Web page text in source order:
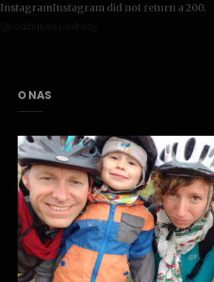
InstagramInstagram did not return a 200.
O NAS